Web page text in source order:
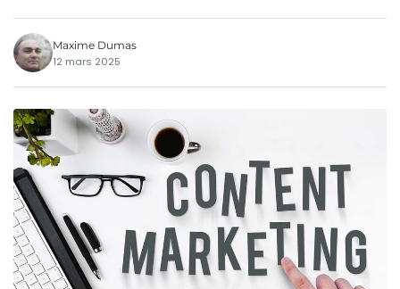
Maxime Dumas
12 mars 2025